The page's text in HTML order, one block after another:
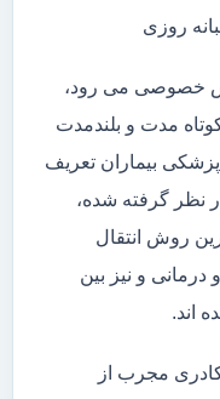
روزی
خصوصی می رود،
مدت و بلندمدت
پزشکی بیماران تعریف
نظر گرفته شده،
روش انتقال
و نیز بین
اند.
کادری مجرب از